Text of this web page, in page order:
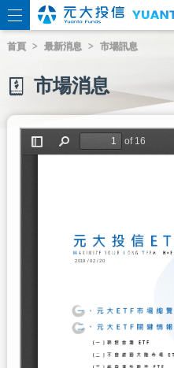
首頁 最新消息 市場訊息
市場消息